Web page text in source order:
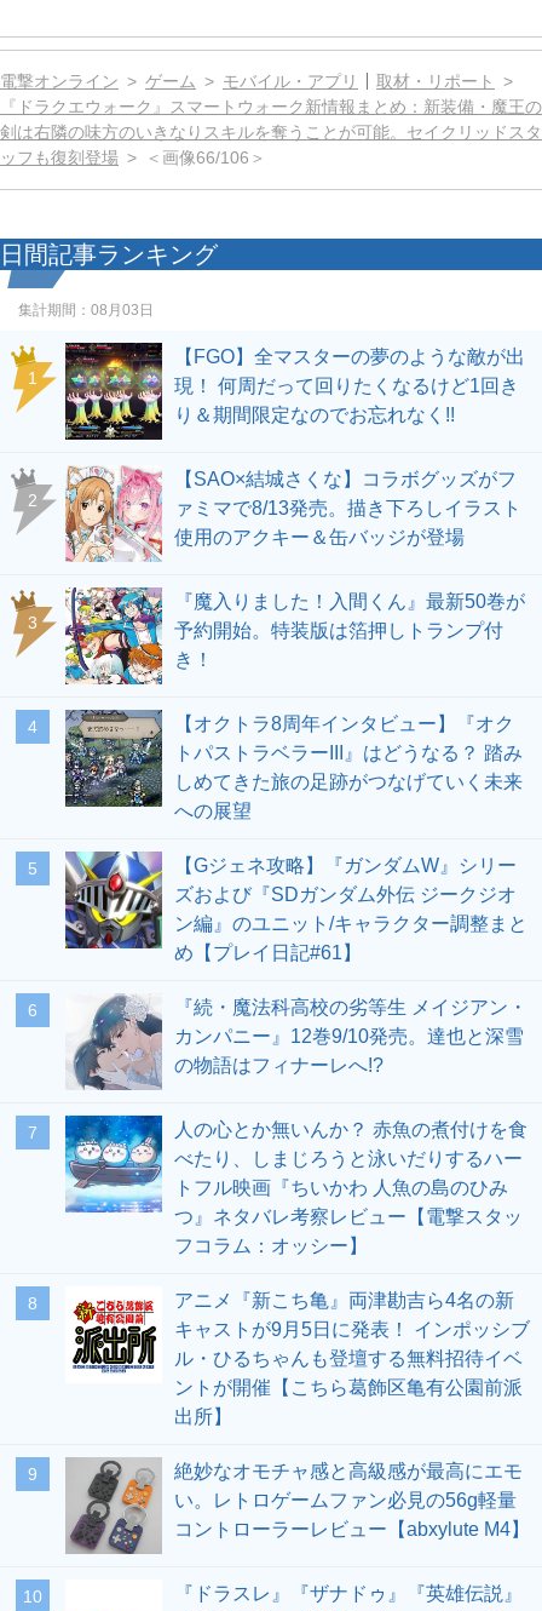
電撃オンライン ゲーム モバイル・アプリ
取材・リポート
『ドラクエウォーク』スマートウォーク新情報まとめ：新装備・魔王の
剣は右隣の味方のいきなりスキルを奪うことが可能。セイクリッドスタ
ッフも復刻登場
＜画像66/106＞
日間記事ランキング
集計期間： 08月03日
1
【FGO】全マスターの夢のような敵が出
現！ 何周だって回りたくなるけど1回き
り＆期間限定なのでお忘れなく!!
2
【SAO×結城さくな】コラボグッズがフ
ァミマで8/13発売。描き下ろしイラスト
使用のアクキー＆缶バッジが登場
3
『魔入りました！入間くん』最新50巻が
予約開始。特装版は箔押しトランプ付
き！
4
【オクトラ8周年インタビュー】『オク
トパストラベラーIII』はどうなる？ 踏み
しめてきた旅の足跡がつなげていく未来
への展望
5
【Gジェネ攻略】『ガンダムW』シリー
ズおよび『SDガンダム外伝 ジークジオ
ン編』のユニット/キャラクター調整まと
め【プレイ日記#61】
6
『続・魔法科高校の劣等生 メイジアン・
カンパニー』12巻9/10発売。達也と深雪
の物語はフィナーレへ!?
7
人の心とか無いんか？ 赤魚の煮付けを食
べたり、しまじろうと泳いだりするハー
トフル映画『ちいかわ 人魚の島のひみ
つ』ネタバレ考察レビュー【電撃スタッ
フコラム：オッシー】
8
アニメ『新こち亀』両津勘吉ら4名の新
キャストが9月5日に発表！ インポッシブ
ル・ひるちゃんも登壇する無料招待イベ
ントが開催【こちら葛飾区亀有公園前派
出所】
9
絶妙なオモチャ感と高級感が最高にエモ
い。レトロゲームファン必見の56g軽量
コントローラーレビュー【abxylute M4】
10
『ドラスレ』『ザナドゥ』『英雄伝説』